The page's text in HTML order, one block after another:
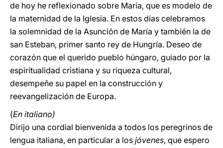
de hoy he reflexionado sobre María, que es modelo de
la maternidad de la Iglesia. En estos días celebramos
la solemnidad de la Asunción de María y también la de
san Esteban, primer santo rey de Hungría. Deseo de
corazón que el querido pueblo húngaro, guiado por la
espiritualidad cristiana y su riqueza cultural,
desempeñe su papel en la construcción y
reevangelización de Europa.
(En italiano)
Dirijo una cordial bienvenida a todos los peregrinos de
lengua italiana, en particular a los jóvenes, que espero